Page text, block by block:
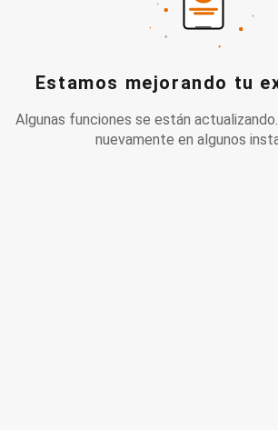
Estamos mejorando tu
Algunas funciones se están
nuevamente en algunos